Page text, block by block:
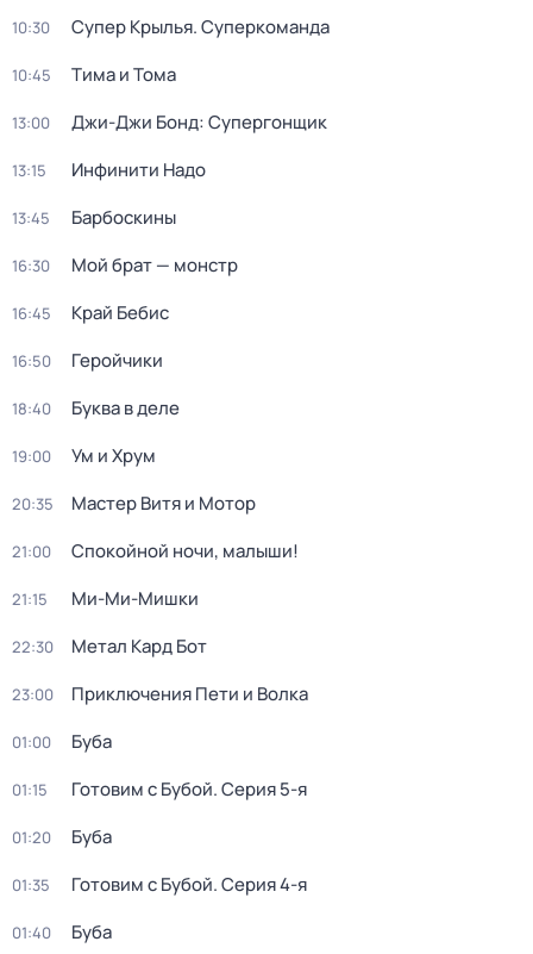
10:30 Супер Крылья. Суперкоманда
10:45 Тима и Тома
13:00 Джи-Джи Бонд: Супергонщик
13:15 Инфинити Надо
13:45 Барбоскины
16:30 Мой брат — монстр
16:45 Край Бебис
16:50 Геройчики
18:40 Буква в деле
19:00 Ум и Хрум
20:35 Мастер Витя и Мотор
21:00 Спокойной ночи, малыши!
21:15 Ми-Ми-Мишки
22:30 Метал Кард Бот
23:00 Приключения Пети и Волка
01:00 Буба
01:15 Готовим с Бубой. Серия 5-я
01:20 Буба
01:35 Готовим с Бубой. Серия 4-я
01:40 Буба